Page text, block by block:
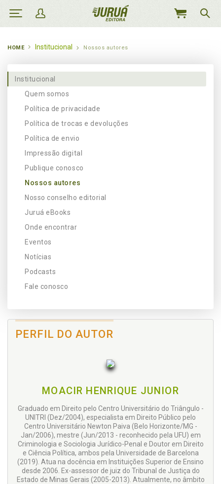
MEU
HOME Institucional Nossos autores
Institucional
Quem somos
Política de privacidade
Política de trocas e devoluções
Política de envio
Impressão digital
Publique conosco
Nossos autores
Nosso conselho editorial
Juruá eBooks
Onde encontrar
Eventos
Notícias
Podcasts
Fale conosco
PERFIL DO AUTOR
MOACIR HENRIQUE JUNIOR
Graduado em Direito pelo Centro Universitário do Triângulo -
UNITRI (Dez/2004), especialista em Direito Público pelo
Centro Universitário Newton Paiva (Belo Horizonte/MG -
Jan/2006), mestre (Jun/2013 - reconhecido pela UFU) em
Criminologia e Sociologia Jurídico-Penal e Doutor em Direito
e Ciência Política, ambos pela Universidade de Barcelona
(2019). Atua na docência em Instituições Superior de Ensino
desde 2006. Ex-assessor de juiz do Tribunal de Justiça do
Estado de Minas Gerais (2005-2013). Atualmente, no âmbito